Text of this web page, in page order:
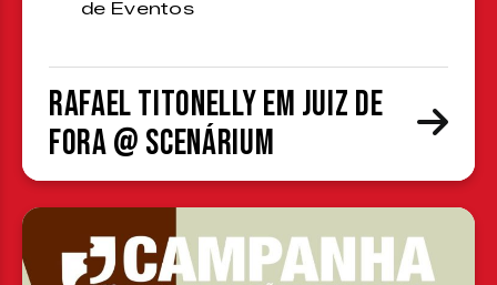
de Eventos
Rafael Titonelly em Juiz de
Fora @ Scenárium